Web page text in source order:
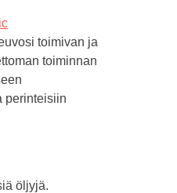
toimivan ja
toiminnan
perinteisiin
öljyjä.